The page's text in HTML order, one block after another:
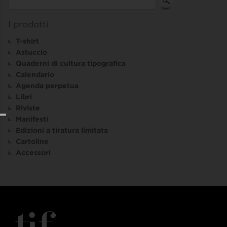
I prodotti
T-shirt
Astuccio
Quaderni di cultura tipografica
Calendario
Agenda perpetua
Libri
Riviste
Manifesti
Edizioni a tiratura limitata
Cartoline
Accessori